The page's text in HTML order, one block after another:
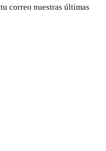
correo nuestras últimas